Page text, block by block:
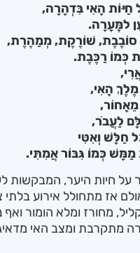
חַיּוֹת הָאִי בִּדְהָרָה,
למְַּעָרָה.
סוֹבֶבֶת, שׁוֹרֶקֶת, מְמַהֶרֶת,
כְּמוֹ רַכֶּבֶת.
הָאִי,
לַעֲבֹר,
חַלָּשׁ וְאִטִּי
מַמָּשׁ כְּמוֹ גִּבּוֹר אֲמִתִּי.
על חיות היער, המבקשות
אז מתחולל אירוע
מחורז ומלא הומור
מתקרבת ומצב האי מדאיג,